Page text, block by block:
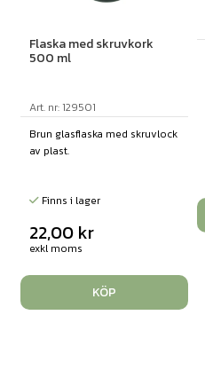
Flaska med skruvkork
500 ml
Art. nr: 129501
Brun glasflaska med skruvlock
av plast.
Finns i lager
22,00 kr
exkl moms
KÖP